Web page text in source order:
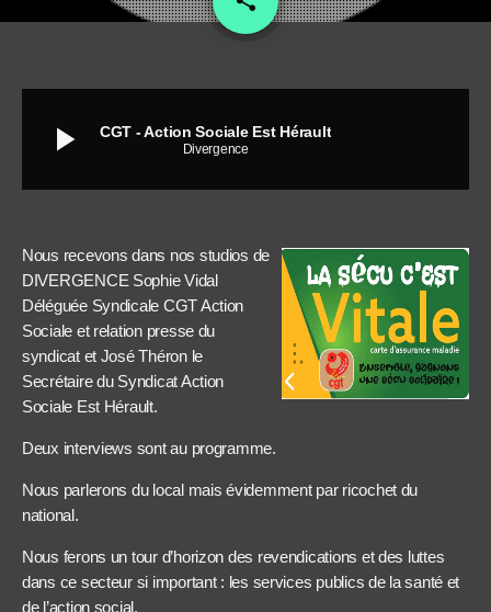
play_arrow CGT - Action Sociale Est Hérault
Divergence
Nous recevons dans nos studios de
DIVERGENCE Sophie Vidal
Déléguée Syndicale CGT Action
Sociale et relation presse du
syndicat et José Théron le
Secrétaire du Syndicat Action
Sociale Est Hérault.
Deux interviews sont au programme.
Nous parlerons du local mais évidemment par ricochet du
national.
Nous ferons un tour d’horizon des revendications et des luttes
dans ce secteur si important : les services publics de la santé et
de l’action social.